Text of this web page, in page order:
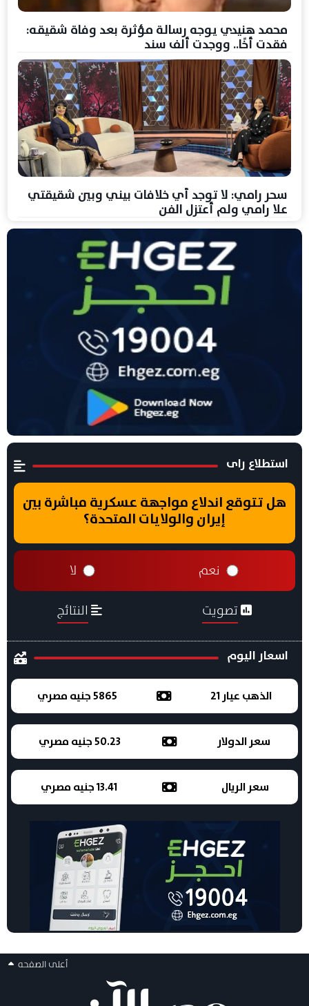
محمد هنيدي يوجه رسالة مؤثرة بعد وفاة شقيقه:
فقدت أخًا.. ووجدت ألف سند
سحر رامي: لا توجد أي خلافات بيني وبين شقيقتي
علا رامي ولم أعتزل الفن
استطلاع راى
هل تتوقع اندلاع مواجهة عسكرية مباشرة بين
إيران والولايات المتحدة؟
نعم لا
تصويت النتائج
اسعار اليوم
الذهب عيار 21 5865 جنيه مصري
سعر الدولار 50.23 جنيه مصري
سعر الريال 13.41 جنيه مصري
أعلى الصفحه